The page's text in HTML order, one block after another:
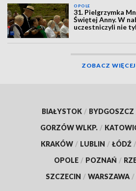
OPOLE
31. Pielgrzymka
Świętej Anny. W
uczestniczyli nie
ZOBACZ WIĘCEJ
BIAŁYSTOK / BYDGOSZCZ
GORZÓW WLKP. /
KRAKÓW / LUBLIN / ŁÓDŹ /
OPOLE / POZNAŃ /
SZCZECIN / WARSZAWA /